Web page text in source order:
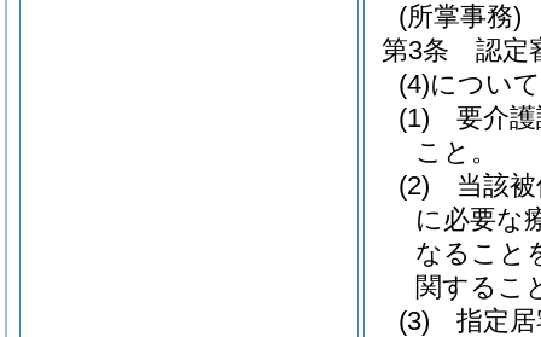
(所掌事務)
第3条
認定
(4)につい
(1)
要介
こと。
(2)
当該
に必要な
なること
関するこ
(3)
指定